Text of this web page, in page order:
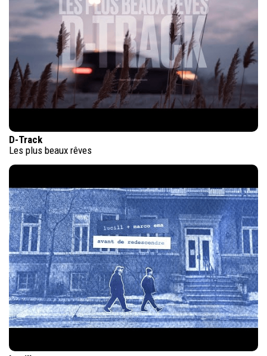
D-Track
Les plus beaux rêves